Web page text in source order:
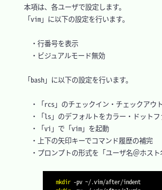
本項は、各ユーザで設定します。
「vim」に以下の設定を行います。
「bash」に以下の設定を行います。
mkdir -pv